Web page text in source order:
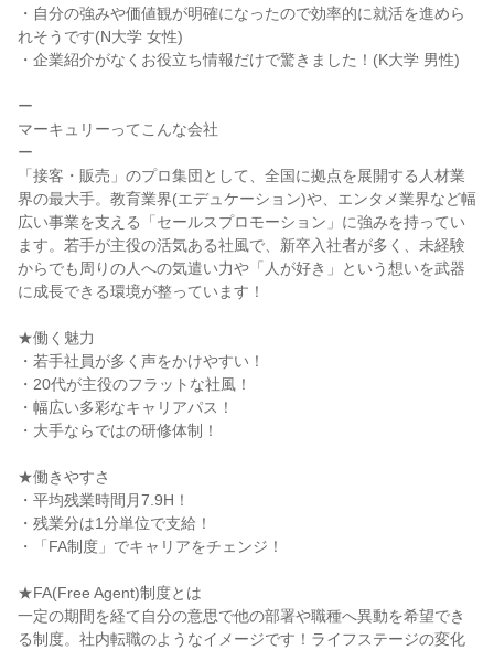
・自分の強みや価値観が明確になったので効率的に就活を進めら
れそうです(N大学 女性)
・企業紹介がなくお役立ち情報だけで驚きました！(K大学 男性)
ー
マーキュリーってこんな会社
ー
「接客・販売」のプロ集団として、全国に拠点を展開する人材業
界の最大手。教育業界(エデュケーション)や、エンタメ業界など幅
広い事業を支える「セールスプロモーション」に強みを持ってい
ます。若手が主役の活気ある社風で、新卒入社者が多く、未経験
からでも周りの人への気遣い力や「人が好き」という想いを武器
に成長できる環境が整っています！
★働く魅力
・若手社員が多く声をかけやすい！
・20代が主役のフラットな社風！
・幅広い多彩なキャリアパス！
・大手ならではの研修体制！
★働きやすさ
・平均残業時間月7.9H！
・残業分は1分単位で支給！
・「FA制度」でキャリアをチェンジ！
★FA(Free Agent)制度とは
一定の期間を経て自分の意思で他の部署や職種へ異動を希望でき
る制度。社内転職のようなイメージです！ライフステージの変化